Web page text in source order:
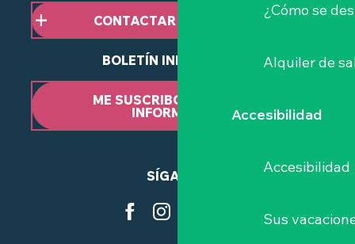
¿Cómo se
Alquiler de
Accesibilidad
Accesibilidad
Sus
CONTACTAR CON NOSOTROS
BOLETÍN INFORMATIVO
ME SUSCRIBO AL BOLETÍN
INFORMATIVO
SÍGANOS